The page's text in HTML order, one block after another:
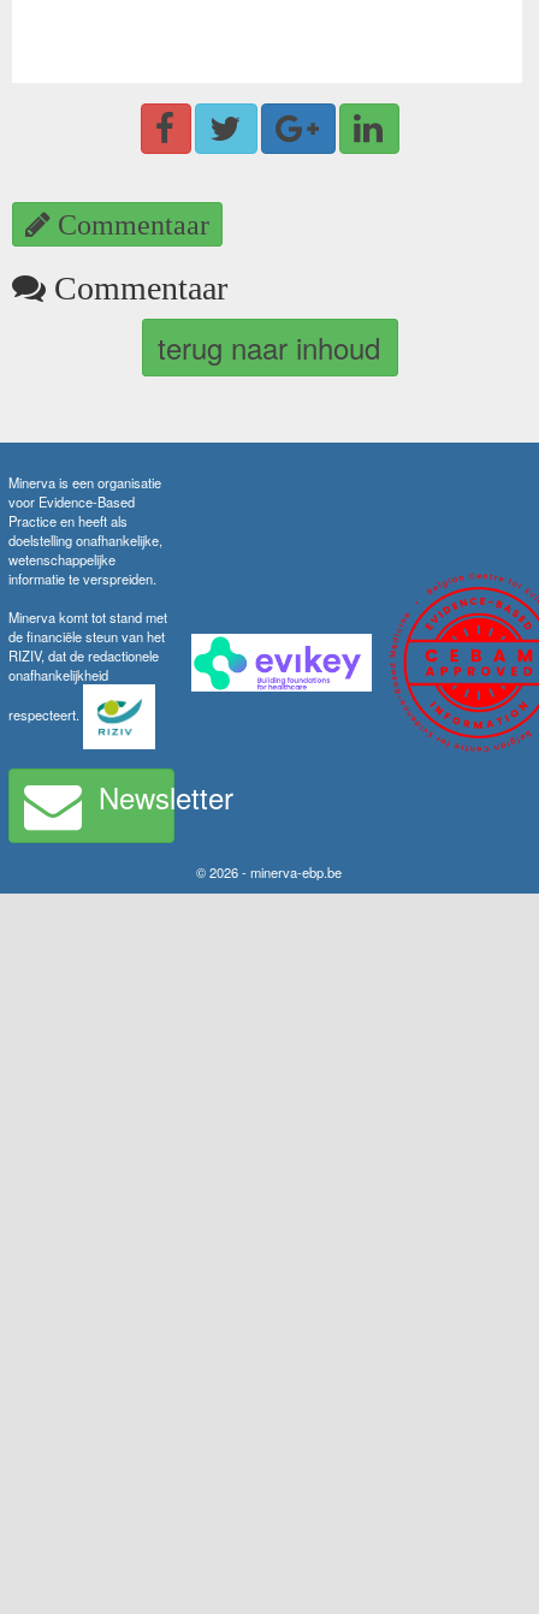
Commentaar
Commentaar
terug naar inhoud
Minerva is een organisatie
voor Evidence-Based
Practice en heeft als
doelstelling onafhankelijke,
wetenschappelijke
informatie te verspreiden.
Minerva komt tot stand met
de financiële steun van het
RIZIV, dat de redactionele
onafhankelijkheid
respecteert.
Newsletter
© 2026 - minerva-ebp.be